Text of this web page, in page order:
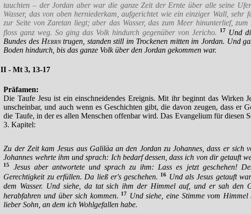
tauchten – der Jordan aber war die ganze Zeit der Ernte über alle seine Ufer
Wasser, das von oben herniederkam, aufgerichtet wie ein einziger Wall, sehr
zur Seite von Zaretan liegt; aber das Wasser, das zum Meer hinunterlief,
floss ganz weg. So ging das Volk hindurch gegenüber von Jericho.
17 Und
Bundes des Herrntrugen, standen still im Trockenen mitten im Jordan. Und
Boden hindurch, bis das ganze Volk über den Jordan gekommen war.
II - Mt 3, 13-17
Präfamen:
Die Taufe Jesu ist ein einschneidendes Ereignis. Mit ihr beginnt das Wirken
unscheinbar, und auch wenn es Geschichten gibt, die davon zeugen, dass er
die Taufe, in der es allen Menschen offenbar wird. Das Evangelium für diesen
3. Kapitel:
Zu der Zeit kam Jesus aus Galiläa an den Jordan zu Johannes, dass er sich
Johannes wehrte ihm und sprach: Ich bedarf dessen, dass ich von dir getauft
15
Jesus aber antwortete und sprach zu ihm: Lass es jetzt geschehen!
Gerechtigkeit zu erfüllen. Da ließ er's geschehen. 16 Und als Jesus getauft
dem Wasser. Und siehe, da tat sich ihm der Himmel auf, und er sah den
herabfahren und über sich kommen. 17 Und siehe, eine Stimme vom
lieber Sohn, an dem ich Wohlgefallen habe.